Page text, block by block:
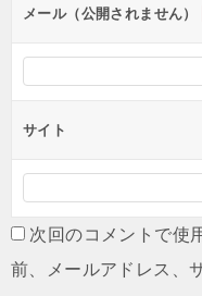
メール（公開されません）
サイト
次回のコメントで使
前、メールアドレス、